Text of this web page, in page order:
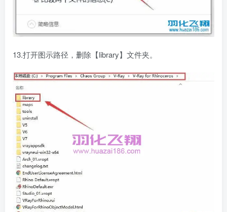
13.打开图示路径，删除【library】文件夹。